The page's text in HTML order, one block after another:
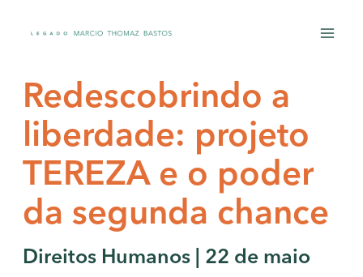
conteúdoRedescobrindo a
liberdade: projeto
TEREZA e o poder
da segunda chance
Direitos Humanos | 22 de maio